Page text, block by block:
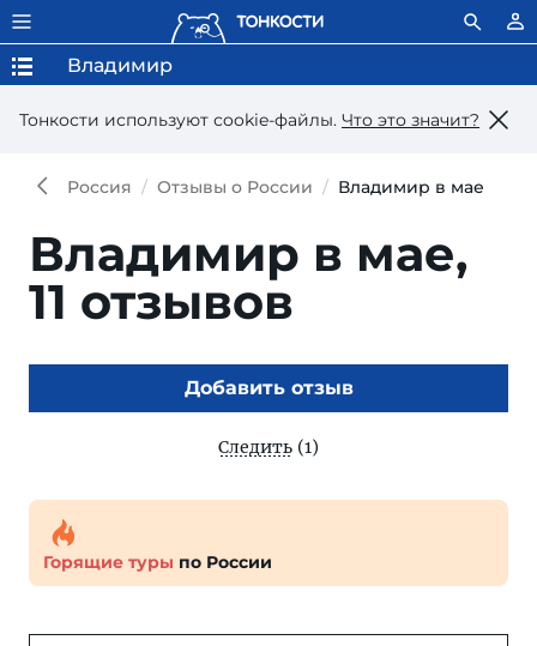
Тонкости используют сookie-файлы. Что это значит?
Владимир
Россия Отзывы о России Владимир в мае
Владимир в мае,
11 отзывов
Добавить отзыв
Следить (1)
Горящие туры по России